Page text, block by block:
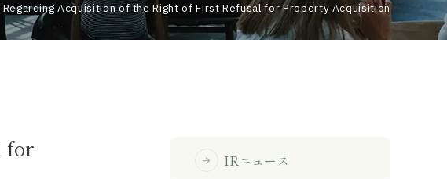
お問い合わせ
Acquisition of the Right of First Refusal for Property Acquisition
for
arrow_forward IRニュース